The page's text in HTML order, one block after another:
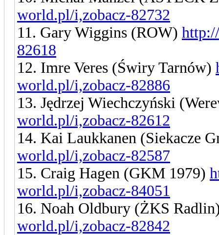
world.pl/i,zobacz-82732
11. Gary Wiggins (ROW)
82618
12. Imre Veres (Świry Tarnów)
world.pl/i,zobacz-82886
13. Jędrzej Wiechczyński
world.pl/i,zobacz-82612
14. Kai Laukkanen (Siekacze
world.pl/i,zobacz-82587
15. Craig Hagen (GKM 1979)
world.pl/i,zobacz-84051
16. Noah Oldbury (ŻKS
world.pl/i,zobacz-82842